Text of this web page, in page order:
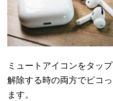
ミュートアイコンをタッ
解除する時の両方でピコ
ます。